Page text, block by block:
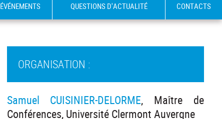
ÉVÉNEMENTS QUESTIONS D'ACTUALITÉ CONTACTS
ORGANISATION :
Samuel CUISINIER-DELORME, Maître de
Conférences, Université Clermont Auvergne